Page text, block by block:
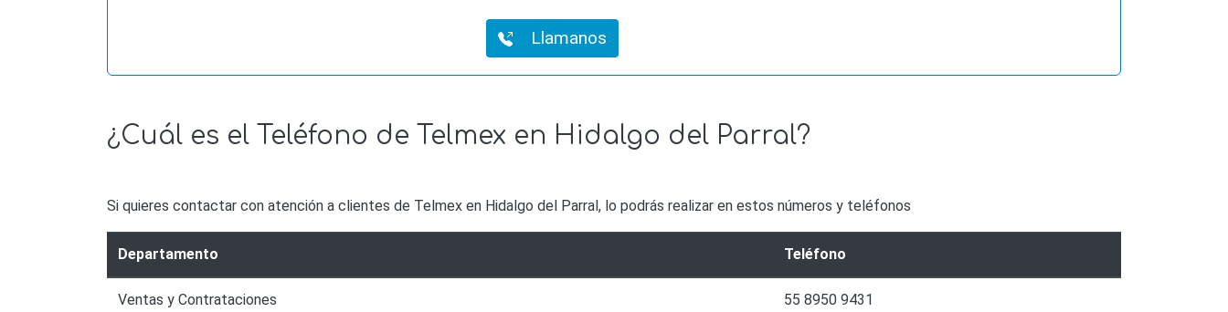
Llamanos
¿Cuál es el Teléfono de Telmex en Hidalgo del Parral?
Si quieres contactar con atención a clientes de Telmex en Hidalgo del Parral, lo podrás realizar en estos números y teléfonos
Departamento Teléfono
Ventas y Contrataciones 55 8950 9431